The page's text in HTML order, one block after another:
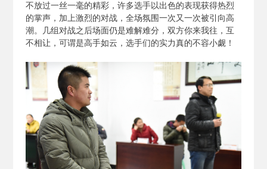
不放过一丝一毫的精彩，许多选手以出色的表现获得热烈
的掌声，加上激烈的对战，全场氛围一次又一次被引向高
潮。几组对战之后场面仍是难解难分，双方你来我往，互
不相让，可谓是高手如云，选手们的实力真的不容小觑！